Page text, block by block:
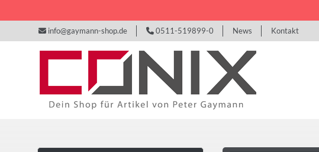
info@gaymann-shop.de 0511-519899-0 News Kontakt